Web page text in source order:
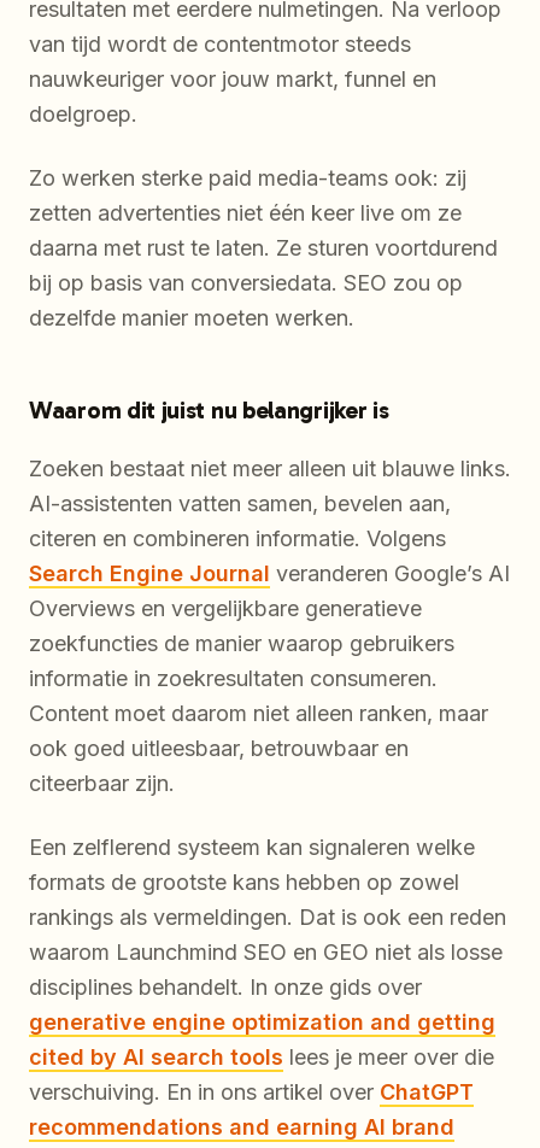
resultaten met eerdere nulmetingen. Na verloop
van tijd wordt de contentmotor steeds
nauwkeuriger voor jouw markt, funnel en
doelgroep.
Zo werken sterke paid media-teams ook: zij
zetten advertenties niet één keer live om ze
daarna met rust te laten. Ze sturen voortdurend
bij op basis van conversiedata. SEO zou op
dezelfde manier moeten werken.
Waarom dit juist nu belangrijker is
Zoeken bestaat niet meer alleen uit blauwe links.
AI-assistenten vatten samen, bevelen aan,
citeren en combineren informatie. Volgens
Search Engine Journal veranderen Google’s AI
Overviews en vergelijkbare generatieve
zoekfuncties de manier waarop gebruikers
informatie in zoekresultaten consumeren.
Content moet daarom niet alleen ranken, maar
ook goed uitleesbaar, betrouwbaar en
citeerbaar zijn.
Een zelflerend systeem kan signaleren welke
formats de grootste kans hebben op zowel
rankings als vermeldingen. Dat is ook een reden
waarom Launchmind SEO en GEO niet als losse
disciplines behandelt. In onze gids over
generative engine optimization and getting
cited by AI search tools lees je meer over die
verschuiving. En in ons artikel over ChatGPT
recommendations and earning AI brand